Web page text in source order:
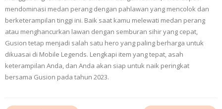
mendominasi medan perang dengan pahlawan yang mencolok dan
berketerampilan tinggi ini. Baik saat kamu melewati medan perang
atau menghancurkan lawan dengan semburan sihir yang cepat,
Gusion tetap menjadi salah satu hero yang paling berharga untuk
dikuasai di Mobile Legends. Lengkapi item yang tepat, asah
keterampilan Anda, dan Anda akan siap untuk naik peringkat
bersama Gusion pada tahun 2023.